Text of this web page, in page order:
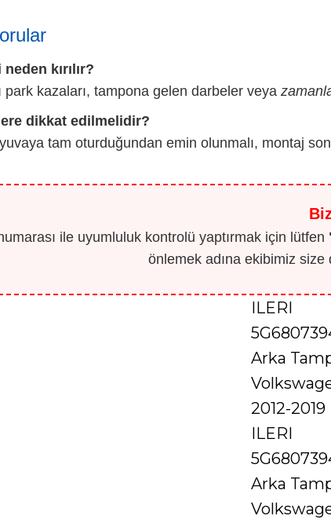
kırılır?
park kazaları, tampona gelen darbeler veya
dikkat edilmelidir?
yuvaya tam oturduğundan emin olunmalı, montaj
ile uyumluluk kontrolü yaptırmak için lütfen
önlemek adına ekibimiz
ILERI
Arka
2012-2019
ILERI
Arka